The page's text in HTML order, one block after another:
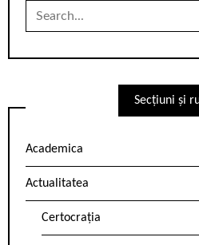
Search
Secțiuni și
Academica
Actualitatea
Certocrația